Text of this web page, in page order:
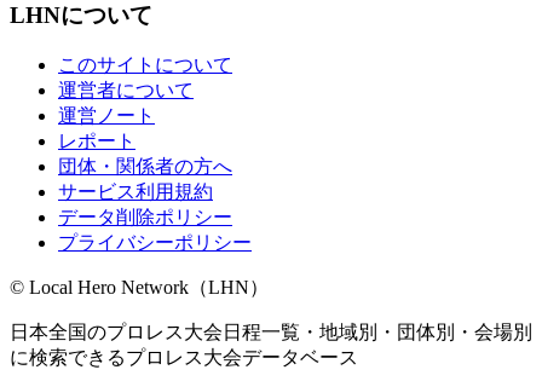
LHNについて
このサイトについて
運営者について
運営ノート
レポート
団体・関係者の方へ
サービス利用規約
データ削除ポリシー
プライバシーポリシー
© Local Hero Network（LHN）
日本全国のプロレス大会日程一覧・地域別・団体別・会場別
に検索できるプロレス大会データベース